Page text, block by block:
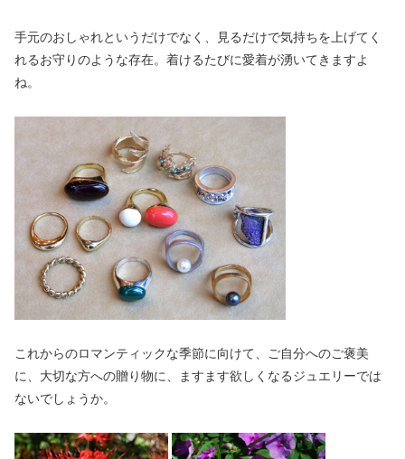
手元のおしゃれというだけでなく、見るだけで気持ちを上げてく
れるお守りのような存在。着けるたびに愛着が湧いてきますよ
ね。
これからのロマンティックな季節に向けて、ご自分へのご褒美
に、大切な方への贈り物に、ますます欲しくなるジュエリーでは
ないでしょうか。